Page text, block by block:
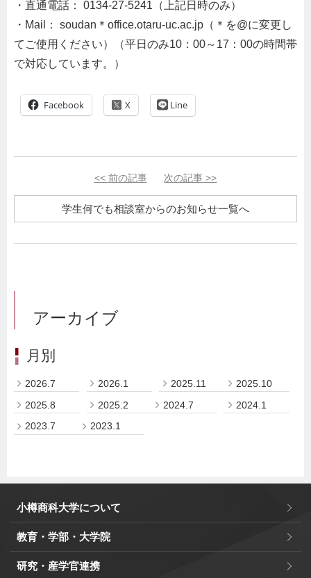
・直通電話： 0134-27-5241（上記日時のみ）
・Mail： soudan＊office.otaru-uc.ac.jp（＊を@に変更し
てご使用ください）（平日のみ10：00～17：00の時間帯
で対応しています。）
Facebook Line
<< 前の記事 次の記事 >>
学生何でも相談室からのお知らせ一覧へ
アーカイブ
月別
2026.7 2026.1 2025.11
2025.10
2025.8
2025.2 2024.7
2024.1
2023.7
2023.1
小樽商科大学について
教育・学部・大学院
研究・産学官連携